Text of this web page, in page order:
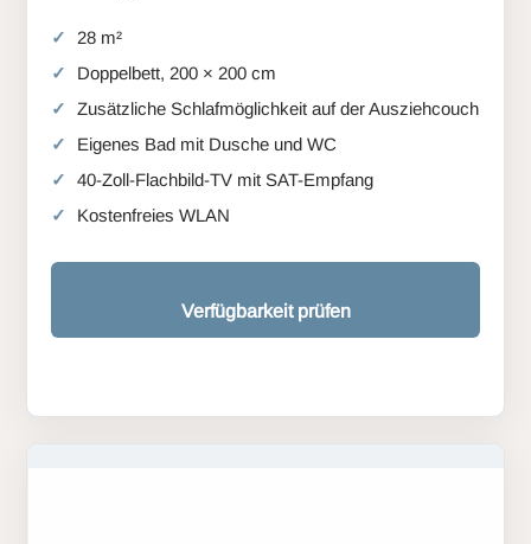
28 m²
Doppelbett, 200 × 200 cm
Zusätzliche Schlafmöglichkeit auf der Ausziehcouch
Eigenes Bad mit Dusche und WC
40-Zoll-Flachbild-TV mit SAT-Empfang
Kostenfreies WLAN
Verfügbarkeit prüfen